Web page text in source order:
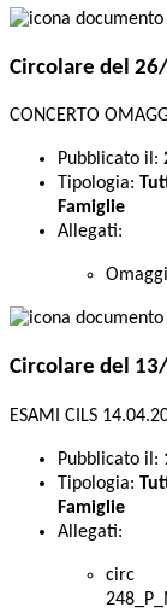
Circolare del
CONCERTO
Pubblicato il:
Tipologia:
Famiglie
Allegati:
Circolare del
ESAMI CILS
Pubblicato il:
Tipologia:
Famiglie
Allegati:
circ